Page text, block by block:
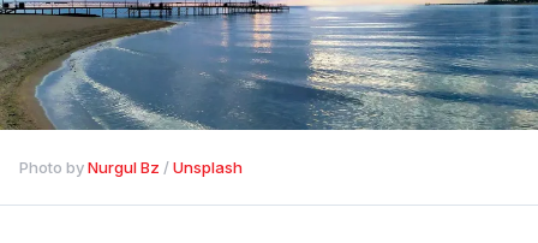
Photo by Nurgul Bz / Unsplash